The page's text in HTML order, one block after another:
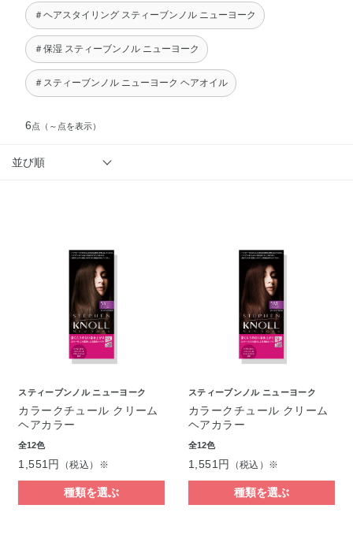
＃ヘアスタイリング スティーブンノル ニューヨーク
＃保湿 スティーブンノル ニューヨーク
＃スティーブンノル ニューヨーク ヘアオイル
6点 （～点を表示）
並び順
スティーブンノル ニューヨーク
カラークチュール クリーム
ヘアカラー
全12色
1,551円 （税込）※
種類を選ぶ
スティーブンノル ニューヨーク
カラークチュール クリーム
ヘアカラー
全12色
1,551円 （税込）※
種類を選ぶ